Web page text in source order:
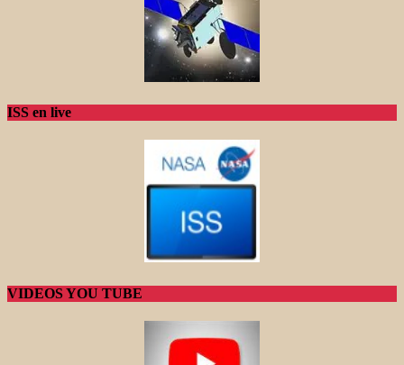
ISS en live
VIDEOS YOU TUBE